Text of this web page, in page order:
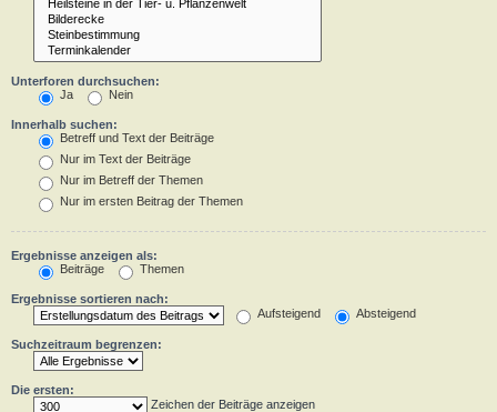
Unterforen durchsuchen:
Ja
Nein
Innerhalb suchen:
Betreff und Text der Beiträge
Nur im Text der Beiträge
Nur im Betreff der Themen
Nur im ersten Beitrag der Themen
Ergebnisse anzeigen als:
Beiträge
Themen
Ergebnisse sortieren nach:
Aufsteigend
Absteigend
Suchzeitraum begrenzen:
Die ersten:
Zeichen der Beiträge anzeigen